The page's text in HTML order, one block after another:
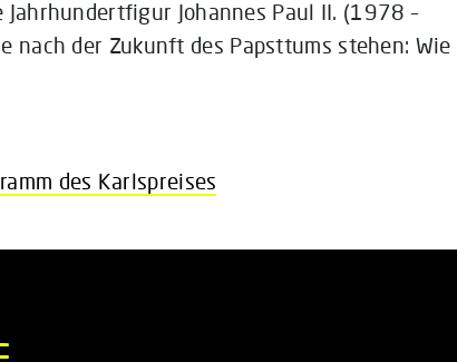
Johannes Paul II. (1978 –
nach der Zukunft des Papsttums stehen: Wie
des Karlspreises